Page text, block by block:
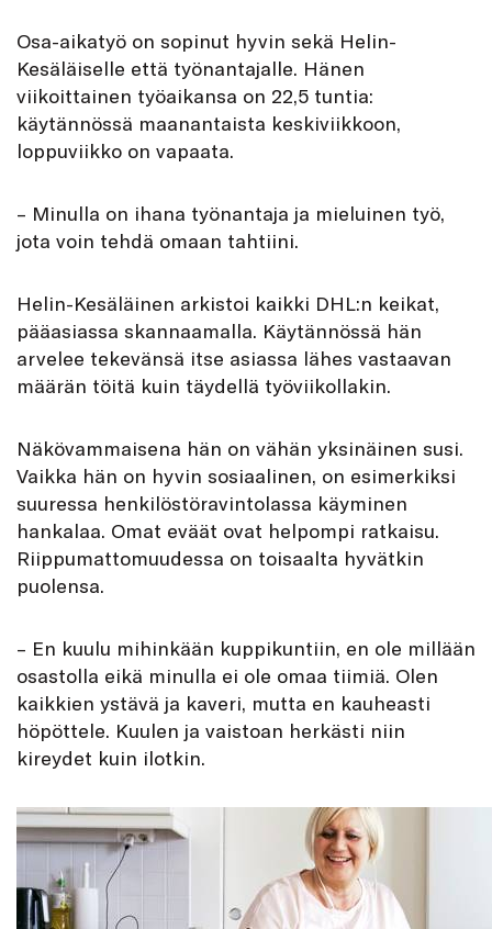
Osa-aikatyö on sopinut hyvin sekä Helin-
Kesäläiselle että työnantajalle. Hänen
viikoittainen työaikansa on 22,5 tuntia:
käytännössä maanantaista keskiviikkoon,
loppuviikko on vapaata.
– Minulla on ihana työnantaja ja mieluinen työ,
jota voin tehdä omaan tahtiini.
Helin-Kesäläinen arkistoi kaikki DHL:n keikat,
pääasiassa skannaamalla. Käytännössä hän
arvelee tekevänsä itse asiassa lähes vastaavan
määrän töitä kuin täydellä työviikollakin.
Näkövammaisena hän on vähän yksinäinen susi.
Vaikka hän on hyvin sosiaalinen, on esimerkiksi
suuressa henkilöstöravintolassa käyminen
hankalaa. Omat eväät ovat helpompi ratkaisu.
Riippumattomuudessa on toisaalta hyvätkin
puolensa.
– En kuulu mihinkään kuppikuntiin, en ole millään
osastolla eikä minulla ei ole omaa tiimiä. Olen
kaikkien ystävä ja kaveri, mutta en kauheasti
höpöttele. Kuulen ja vaistoan herkästi niin
kireydet kuin ilotkin.